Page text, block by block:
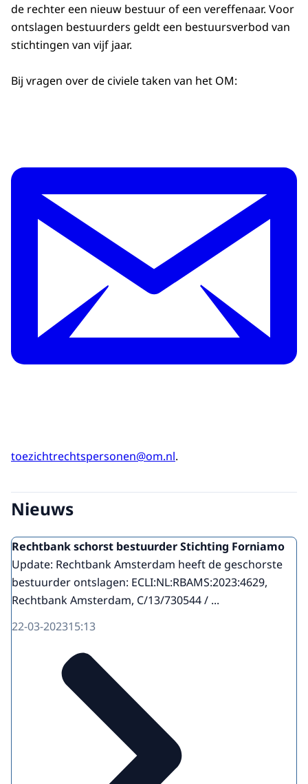
de rechter een nieuw bestuur of een vereffenaar. Voor
ontslagen bestuurders geldt een bestuursverbod van
stichtingen van vijf jaar.
Bij vragen over de civiele taken van het OM:
toezichtrechtspersonen@om.nl.
Nieuws
Rechtbank schorst bestuurder Stichting Forniamo
Update: Rechtbank Amsterdam heeft de geschorste
bestuurder ontslagen: ECLI:NL:RBAMS:2023:4629,
Rechtbank Amsterdam, C/13/730544 / ...
22-03-202315:13